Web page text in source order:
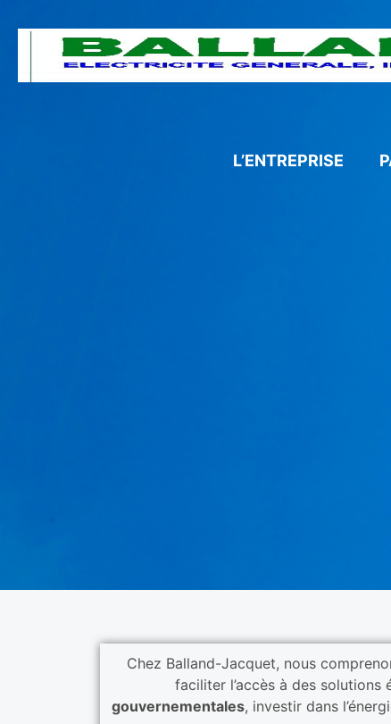
L’ENTREPRISE
Chez Balland-Jacquet, nous
faciliter l’accès à des solutions
gouvernementales, investir dans